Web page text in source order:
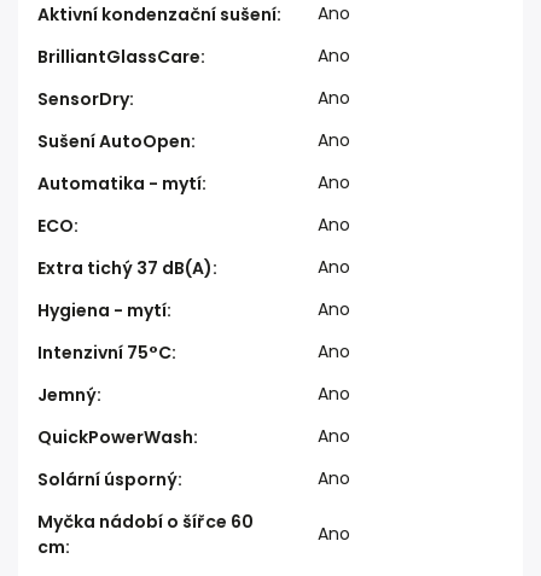
Aktivní kondenzační sušení:
Ano
BrilliantGlassCare:
Ano
SensorDry:
Ano
Sušení AutoOpen:
Ano
Automatika - mytí:
Ano
ECO:
Ano
Extra tichý 37 dB(A):
Ano
Hygiena - mytí:
Ano
Intenzivní 75°C:
Ano
Jemný:
Ano
QuickPowerWash:
Ano
Solární úsporný:
Ano
Myčka nádobí o šířce 60
cm:
Ano